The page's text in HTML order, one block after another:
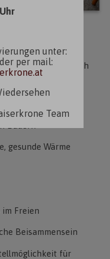
unter:
per mail:
Team
im
in Elmen
Sie doch gleich
Wanderferien ...
gesunde Wärme
Freien
Beisammensein
für